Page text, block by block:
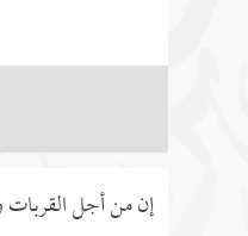
إن من أجل القربات